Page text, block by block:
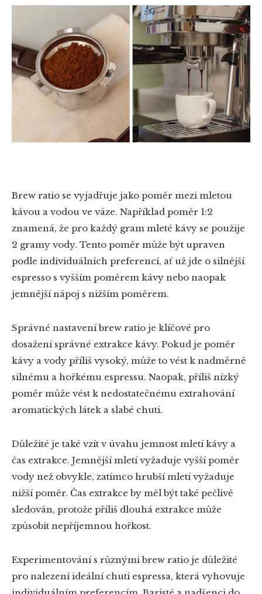
Brew ratio se vyjadřuje jako poměr mezi mletou
kávou a vodou ve váze. Například poměr 1:2
znamená, že pro každý gram mleté kávy se použije
2 gramy vody. Tento poměr může být upraven
podle individuálních preferencí, ať už jde o silnější
espresso s vyšším poměrem kávy nebo naopak
jemnější nápoj s nižším poměrem.
Správné nastavení brew ratio je klíčové pro
dosažení správné extrakce kávy. Pokud je poměr
kávy a vody příliš vysoký, může to vést k nadměrně
silnému a hořkému espressu. Naopak, příliš nízký
poměr může vést k nedostatečnému extrahování
aromatických látek a slabé chuti.
Důležité je také vzít v úvahu jemnost mletí kávy a
čas extrakce. Jemnější mletí vyžaduje vyšší poměr
vody než obvykle, zatímco hrubší mletí vyžaduje
nižší poměr. Čas extrakce by měl být také pečlivě
sledován, protože příliš dlouhá extrakce může
způsobit nepříjemnou hořkost.
Experimentování s různými brew ratio je důležité
pro nalezení ideální chuti espressa, která vyhovuje